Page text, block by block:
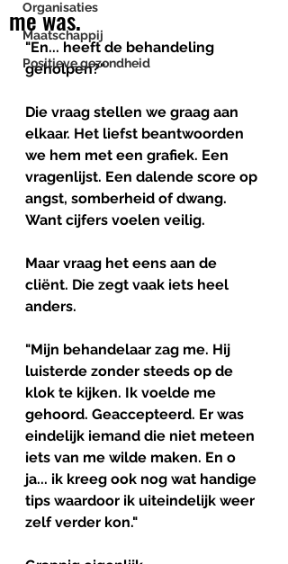
Organisaties
Maatschappij
Positieve gezondheid
me was.
"En... heeft de behandeling
geholpen?"
Die vraag stellen we graag aan
elkaar. Het liefst beantwoorden
we hem met een grafiek. Een
vragenlijst. Een dalende score op
angst, somberheid of dwang.
Want cijfers voelen veilig.
Maar vraag het eens aan de
cliënt. Die zegt vaak iets heel
anders.
"Mijn behandelaar zag me. Hij
luisterde zonder steeds op de
klok te kijken. Ik voelde me
gehoord. Geaccepteerd. Er was
eindelijk iemand die niet meteen
iets van me wilde maken. En o
ja... ik kreeg ook nog wat handige
tips waardoor ik uiteindelijk weer
zelf verder kon."